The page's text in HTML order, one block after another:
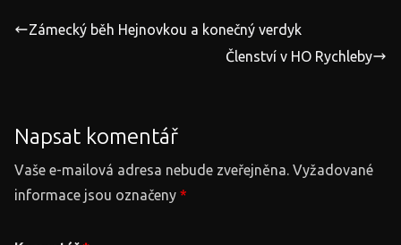
Zámecký běh Hejnovkou a konečný verdyk
Členství v HO Rychleby
Napsat komentář
Vaše e-mailová adresa nebude zveřejněna. Vyžadované
informace jsou označeny *